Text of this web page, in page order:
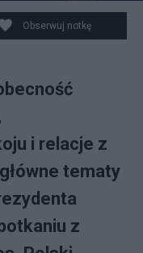
i prezydent Donald
/ POOL / PAP / EPA
Obserwuj notkę
i relacje z
tematy
z